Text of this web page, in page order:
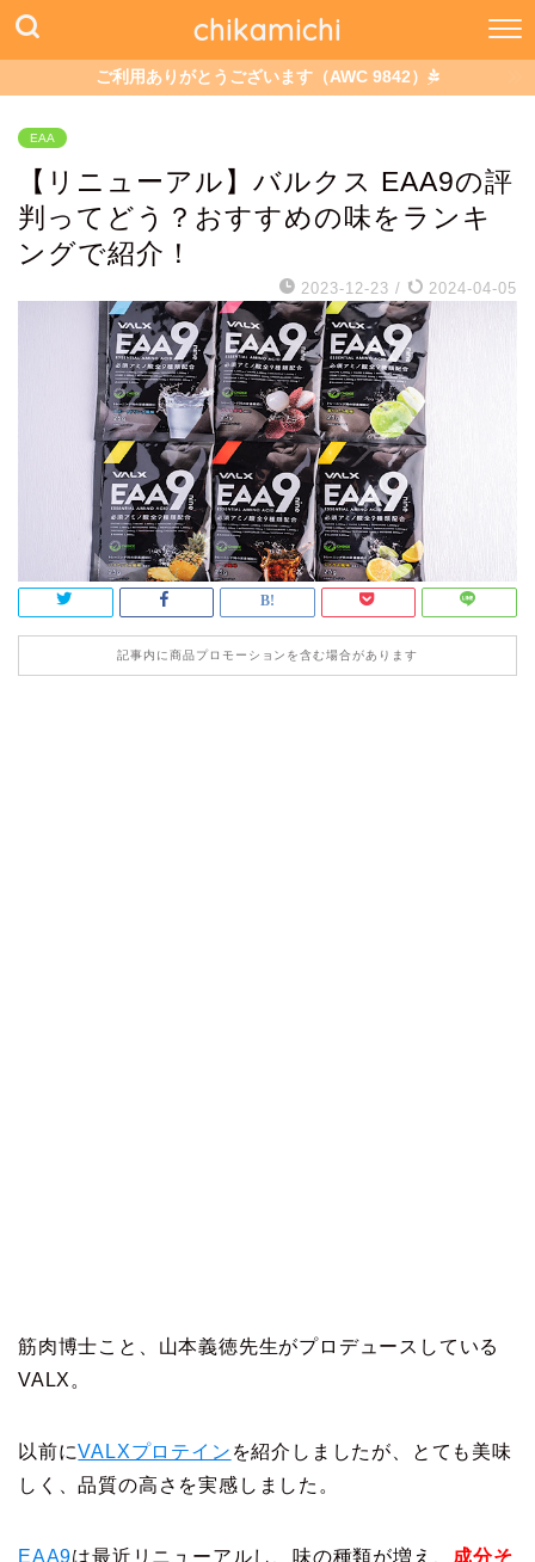
chikamichi
ご利用ありがとうございます（AWC 9842）
EAA
【リニューアル】バルクス EAA9の評
判ってどう？おすすめの味をランキ
ングで紹介！
2023-12-23 / 2024-04-05
記事内に商品プロモーションを含む場合があります
筋肉博士こと、山本義徳先生がプロデュースしている
VALX。
以前にVALXプロテイン を紹介しましたが、とても美味
しく、品質の高さを実感しました。
EAA9は最近リニューアルし、味の種類が増え、 成分そ